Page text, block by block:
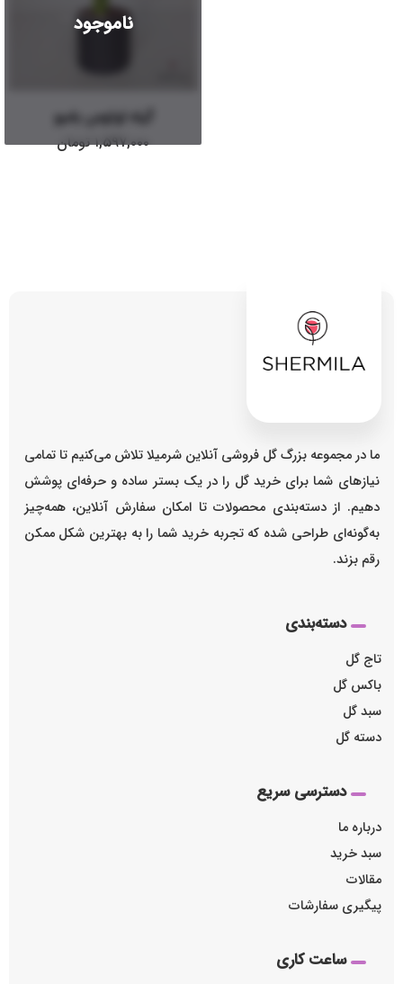
ناموجود
گیاه لوتوس بامبو
۱,۵۹۷,۰۰۰ تومان
ما در مجموعه بزرگ گل فروشی آنلاین شرمیلا تلاش می‌کنیم تا تمامی
نیازهای شما برای خرید گل را در یک بستر ساده و حرفه‌ای پوشش
دهیم. از دسته‌بندی محصولات تا امکان سفارش آنلاین، همه‌چیز
به‌گونه‌ای طراحی شده که تجربه خرید شما را به بهترین شکل ممکن
رقم بزند.
دسته‌بندی
تاج گل
باکس گل
سبد گل
دسته گل
دسترسی سریع
درباره ما
سبد خرید
مقالات
پیگیری سفارشات
ساعت کاری